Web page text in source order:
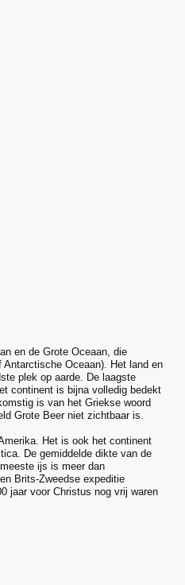
en de Grote Oceaan, die
Antarctische Oceaan). Het land en
plek op aarde. De laagste
continent is bijna volledig bedekt
is van het Griekse woord
Grote Beer niet zichtbaar is.
Het is ook het continent
De gemiddelde dikte van de
ijs is meer dan
Brits-Zweedse expeditie
jaar voor Christus nog vrij waren